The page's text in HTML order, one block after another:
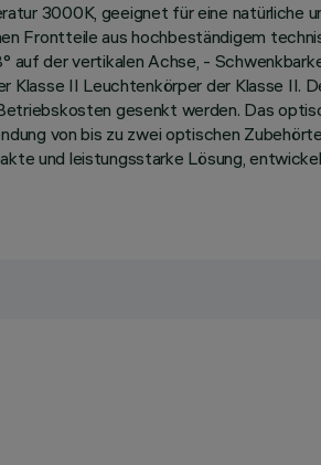
3000K, geeignet für eine natürliche
Frontteile aus hochbeständigem
auf der vertikalen Achse, -
II Leuchtenkörper der Klasse II.
gesenkt werden. Das
von bis zu zwei optischen
und leistungsstarke Lösung,